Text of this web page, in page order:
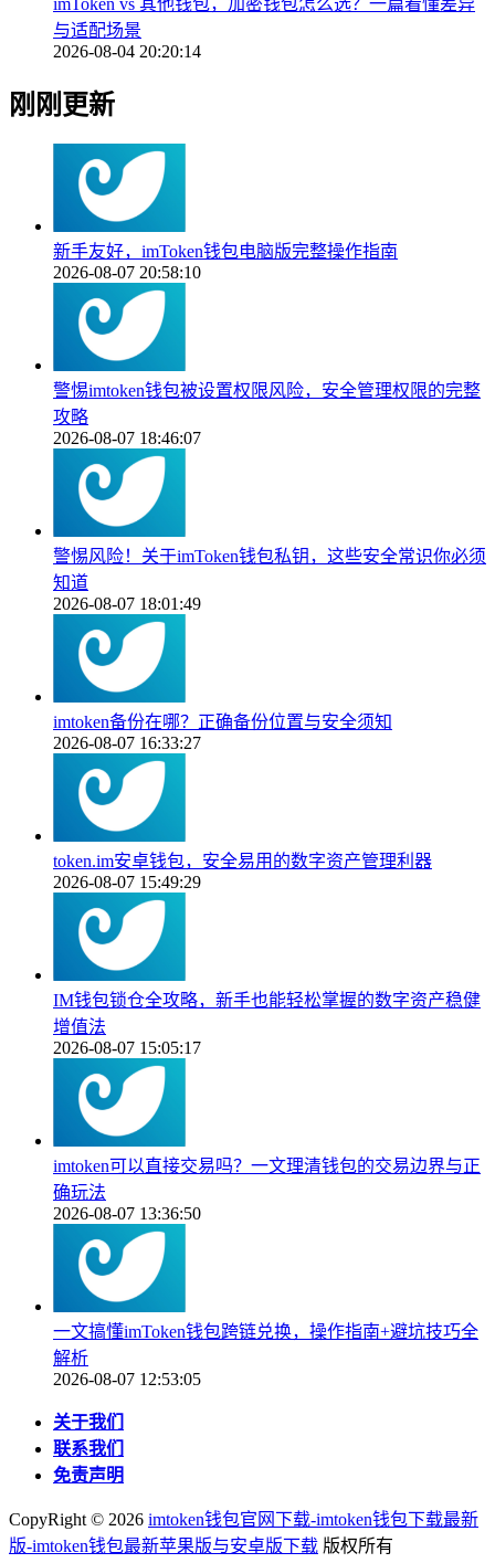
与适配场景
2026-08-04 20:20:14
刚刚更新
新手友好，imToken钱包电脑版完整操作指南
2026-08-07 20:58:10
警惕imtoken钱包被设置权限风险，安全管理权限的完整
攻略
2026-08-07 18:46:07
警惕风险！关于imToken钱包私钥，这些安全常识你必须
知道
2026-08-07 18:01:49
imtoken备份在哪？正确备份位置与安全须知
2026-08-07 16:33:27
token.im安卓钱包，安全易用的数字资产管理利器
2026-08-07 15:49:29
IM钱包锁仓全攻略，新手也能轻松掌握的数字资产稳健
增值法
2026-08-07 15:05:17
imtoken可以直接交易吗？一文理清钱包的交易边界与正
确玩法
2026-08-07 13:36:50
一文搞懂imToken钱包跨链兑换，操作指南+避坑技巧全
解析
2026-08-07 12:53:05
关于我们
联系我们
免责声明
CopyRight © 2026 imtoken钱包官网下载-imtoken钱包下载最新
版-imtoken钱包最新苹果版与安卓版下载 版权所有